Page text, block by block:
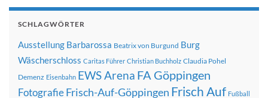
SCHLAGWÖRTER
Ausstellung Barbarossa Beatrix von Burgund Burg
Wäscherschloss Caritas Führer Christian Buchholz Claudia Pohel
Demenz Eisenbahn EWS Arena FA Göppingen
FotografieFrisch-Auf-Göppingen Frisch Auf Fußball